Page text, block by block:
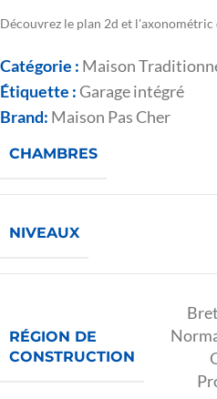
Découvrez le plan 2d et l'axonométric
Catégorie : Maison
Étiquette : Garage intégré
Brand: Maison Pas Cher
CHAMBRES
NIVEAUX
RÉGION DE
CONSTRUCTION